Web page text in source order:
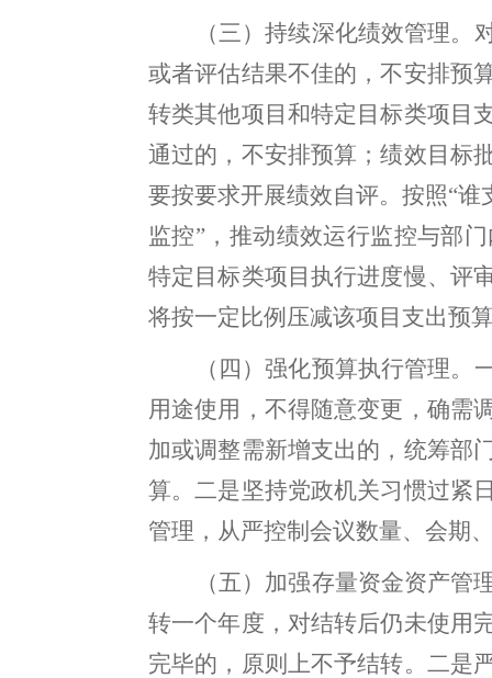
（三）持续深化绩效管理。
或者评估结果不佳的 ，不安排预
转类其他项目和特定目标类项目
通过的 ， 不安排预算 ；绩效目标
要按要求开展绩效自评。 按照“谁
监控”， 推动绩效运行监控与部
特定目标类项目 执行进度慢、评
将按一定比例压减该项目支出预
（ 四 ）强化预算执行管理。
用途使用，不得随意变更 ， 确需
加或调整需新增支出的 ， 统筹部
算。二是坚持党政机关习惯过紧
管理，从严控制会议数量、会期
（五）加强存量资金资产管
转一个年度，对结转后仍未使用
完毕的 ， 原则上不予结转。 二是